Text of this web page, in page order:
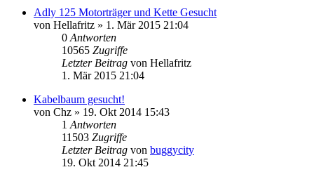
Adly 125 Motorträger und Kette Gesucht
von Hellafritz » 1. Mär 2015 21:04
0 Antworten
10565 Zugriffe
Letzter Beitrag von Hellafritz
1. Mär 2015 21:04
Kabelbaum gesucht!
von Chz » 19. Okt 2014 15:43
1 Antworten
11503 Zugriffe
Letzter Beitrag von buggycity
19. Okt 2014 21:45